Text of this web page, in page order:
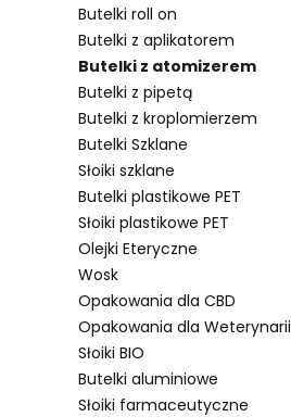
Butelki roll on
Butelki z aplikatorem
Butelki z atomizerem
Butelki z pipetą
Butelki z kroplomierzem
Butelki Szklane
Słoiki szklane
Butelki plastikowe PET
Słoiki plastikowe PET
Olejki Eteryczne
Wosk
Opakowania dla CBD
Opakowania dla Weterynarii
Słoiki BIO
Butelki aluminiowe
Słoiki farmaceutyczne